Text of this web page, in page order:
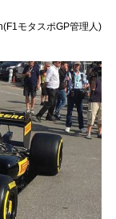
モタスポGP管理人)